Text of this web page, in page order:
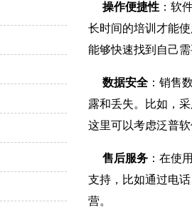
操作便捷性 ：软
长时间的培训才能
能够快速找到自己需
数据安全 ：销售
露和丢失。比如，
这里可以考虑泛普
售后服务 ：在使
支持，比如通过电
营。